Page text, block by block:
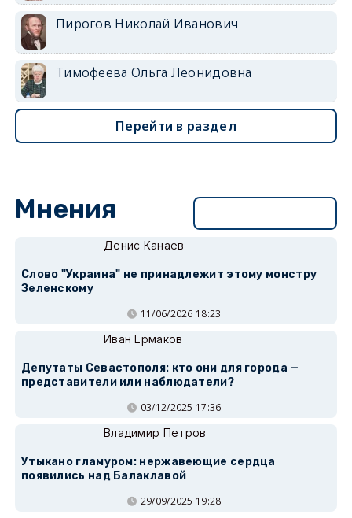
Пирогов Николай Иванович
Тимофеева Ольга Леонидовна
Перейти в раздел
Мнения
Денис Канаев
Слово "Украина" не принадлежит этому монстру
Зеленскому
11/06/2026 18:23
Иван Ермаков
Депутаты Севастополя: кто они для города —
представители или наблюдатели?
03/12/2025 17:36
Владимир Петров
Утыкано гламуром: нержавеющие сердца
появились над Балаклавой
29/09/2025 19:28